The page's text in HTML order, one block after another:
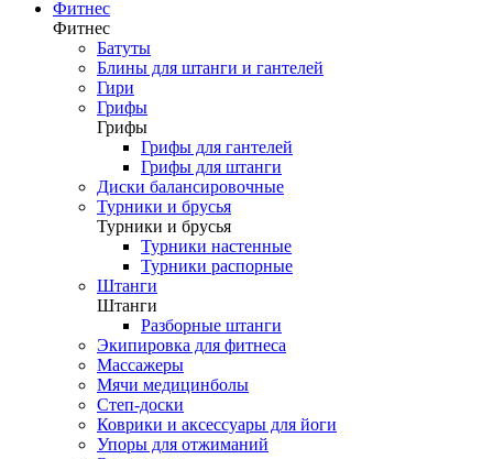
Фитнес
Фитнес
Батуты
Блины для штанги и гантелей
Гири
Грифы
Грифы
Грифы для гантелей
Грифы для штанги
Диски балансировочные
Турники и брусья
Турники и брусья
Турники настенные
Турники распорные
Штанги
Штанги
Разборные штанги
Экипировка для фитнеса
Массажеры
Мячи медицинболы
Степ-доски
Коврики и аксессуары для йоги
Упоры для отжиманий